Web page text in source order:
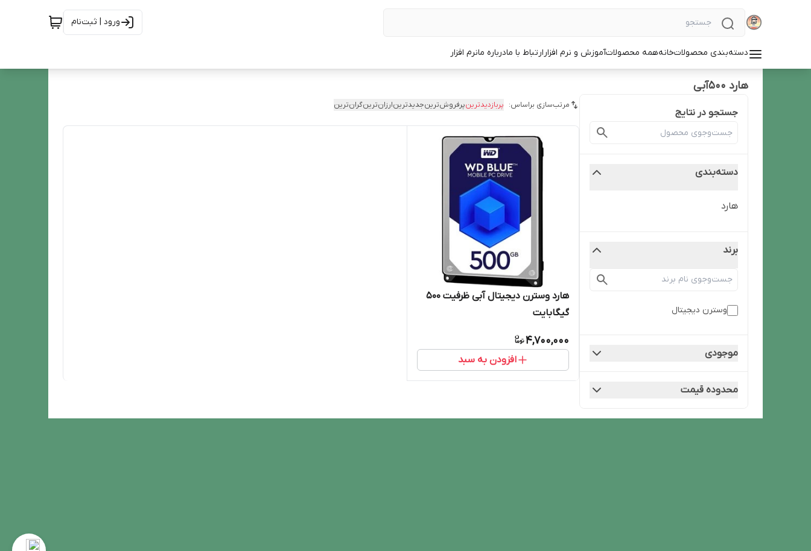
ورود | ثبت‌نام
دسته‌بندی محصولاتخانههمه محصولاتآموزش و نرم افزارارتباط با مادرباره مانرم افزار
هارد 500آبی
جستجو در نتایج
دسته‌بندی
هارد
برند
وسترن دیجیتال
موجودی
محدوده قیمت
مرتب‌سازی براساس: پربازدیدترینپرفروش‌ترینجدیدترینارزان‌ترینگران‌ترین
هارد وسترن دیجیتال آبی ظرفیت 500
گیگابایت
4,700,000
افزودن به سبد